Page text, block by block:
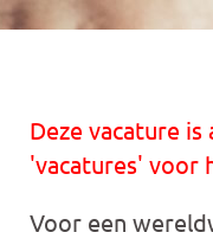
Deze vacature
'vacatures' voor
Voor een